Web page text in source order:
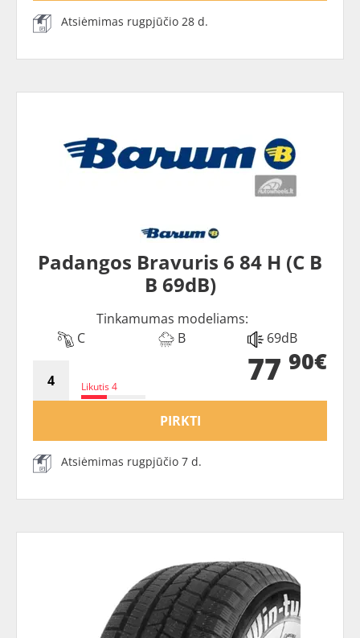
Atsiėmimas rugpjūčio 28 d.
Padangos Bravuris 6 84 H (C B
B 69dB)
Tinkamumas modeliams:
C
B 69dB
Likutis 4 77 90€
PIRKTI
Atsiėmimas rugpjūčio 7 d.